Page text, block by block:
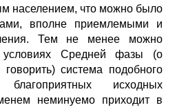
населением, что можно было
вполне приемлемыми и
Тем не менее можно
условиях Средней фазы (о
система подобного
исходных
неминуемо приходит в